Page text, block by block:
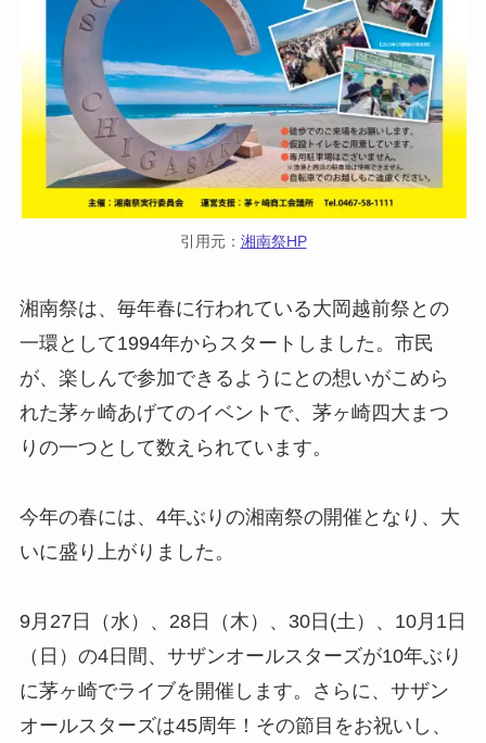
引用元： 湘南祭HP
湘南祭は、毎年春に行われている大岡越前祭との
一環として1994年からスタートしました。市民
が、楽しんで参加できるようにとの想いがこめら
れた茅ヶ崎あげてのイベントで、茅ヶ崎四大まつ
りの一つとして数えられています。
今年の春には、4年ぶりの湘南祭の開催となり、大
いに盛り上がりました。
9月27日（水）、28日（木）、30日(土）、10月1日
（日）の4日間、サザンオールスターズが10年ぶり
に茅ヶ崎でライブを開催します。さらに、サザン
オールスターズは45周年！その節目をお祝いし、